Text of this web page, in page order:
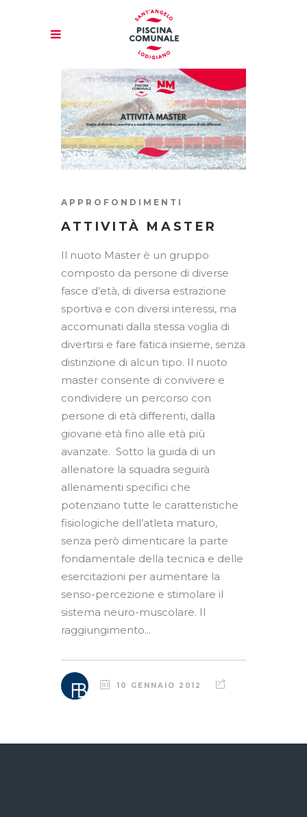
APPROFONDIMENTI
ATTIVITÀ MASTER
Il nuoto Master è un gruppo
composto da persone di diverse
fasce d’età, di diversa estrazione
sportiva e con diversi interessi, ma
accomunati dalla stessa voglia di
divertirsi e fare fatica insieme, senza
distinzione di alcun tipo. Il nuoto
master consente di convivere e
condividere un percorso con
persone di età differenti, dalla
giovane età fino alle età più
avanzate. Sotto la guida di un
allenatore la squadra seguirà
allenamenti specifici che
potenziano tutte le caratteristiche
fisiologiche dell’atleta maturo,
senza però dimenticare la parte
fondamentale della tecnica e delle
esercitazioni per aumentare la
senso-percezione e stimolare il
sistema neuro-muscolare. Il
raggiungimento...
10 GENNAIO 2012